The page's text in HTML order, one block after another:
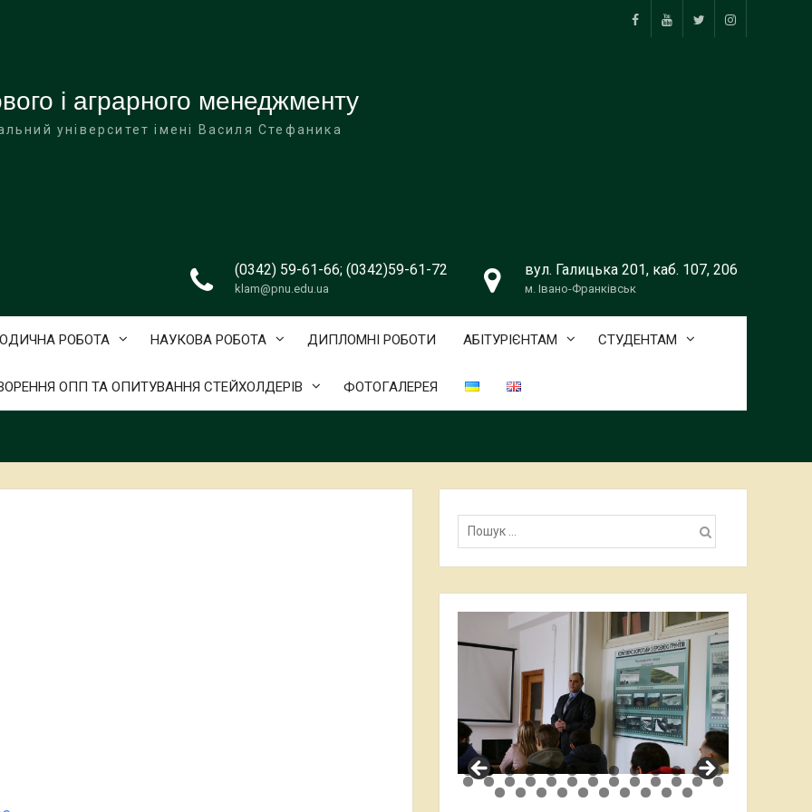
facebookyoutubetwitter instagram
і аграрного менеджменту
університет імені Василя Стефаника
(0342) 59-61-66; (0342)59-61-72
klam@pnu.edu.ua
вул. Галицька 201, каб. 107, 206
м. Івано-Франківськ
РОБОТА НАУКОВА РОБОТА ДИПЛОМНІ РОБОТИ АБІТУРІЄНТАМ СТУДЕНТАМ
ОПП ТА ОПИТУВАННЯ СТЕЙХОЛДЕРІВ ФОТОГАЛЕРЕЯ
Пошук: